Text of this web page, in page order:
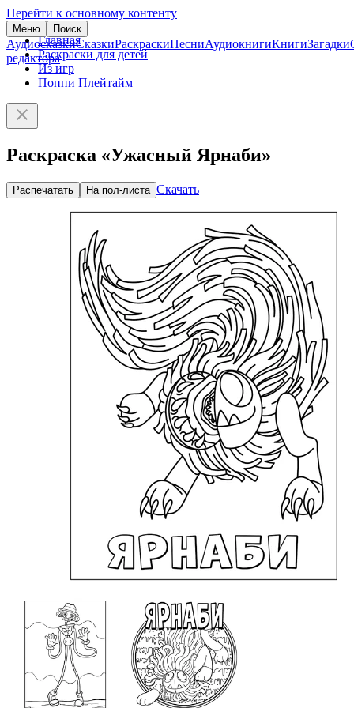
Перейти к основному контенту
Меню Поиск
АудиосказкиСказкиРаскраскиПесниАудиокнигиКнигиЗагадки
редактора
Главная
Раскраски для детей
Из игр
Поппи Плейтайм
Раскраска «Ужасный Ярнаби»
Распечатать На пол-листа Скачать